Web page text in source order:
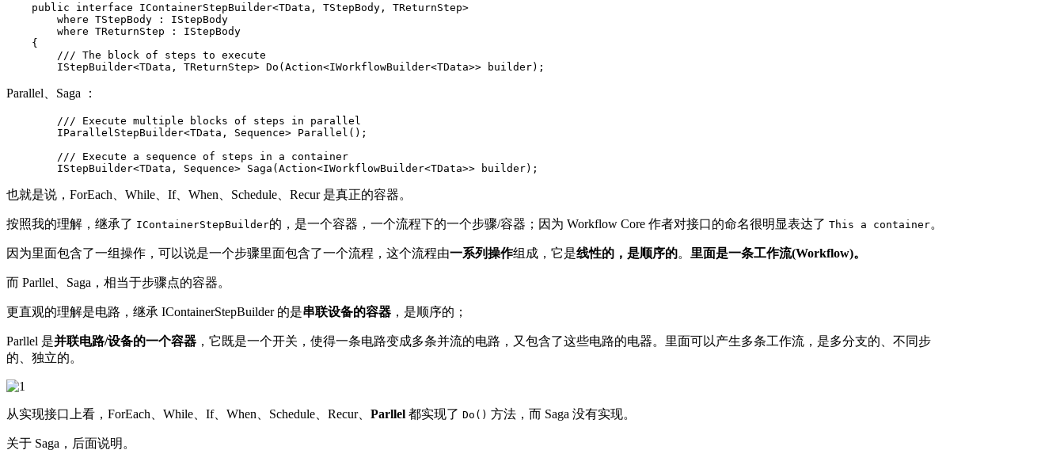
    public interface IContainerStepBuilder<TData, TStepBody, TReturnStep>
        where TStepBody : IStepBody
        where TReturnStep : IStepBody
    {
        /// The block of steps to execute
        IStepBuilder<TData, TReturnStep> Do(Action<IWorkflowBuilder<TData>> builder);
Parallel、Saga ：
        /// Execute multiple blocks of steps in parallel
        IParallelStepBuilder<TData, Sequence> Parallel();
        /// Execute a sequence of steps in a container
        IStepBuilder<TData, Sequence> Saga(Action<IWorkflowBuilder<TData>> builder);
也就是说，ForEach、While、If、When、Schedule、Recur 是真正的容器。
按照我的理解，继承了 IContainerStepBuilder的，是一个容器，一个流程下的一个步骤/容器；因为 Workflow Core 作者对接口的命名很明显表达了 This a container。
因为里面包含了一组操作，可以说是一个步骤里面包含了一个流程，这个流程由一系列操作组成，它是线性的，是顺序的。 里面是一条工作流(Workflow)。
而 Parllel、Saga，相当于步骤点的容器。
更直观的理解是电路，继承 IContainerStepBuilder 的是串联设备的容器 ，是顺序的；
Parllel 是并联电路/设备的一个容器 ，它既是一个开关，使得一条电路变成多条并流的电路，又包含了这些电路的电器。里面可以产生多条工作流，是多分支的、不同步
的、独立的。
从实现接口上看，ForEach、While、If、When、Schedule、Recur、 Parllel 都实现了 Do() 方法，而 Saga 没有实现。
关于 Saga，后面说明。